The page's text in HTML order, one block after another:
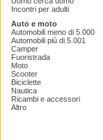
Incontri per adulti
Auto e moto
Automobili meno di 5.000
Automobili più di 5.001
Camper
Fuoristrada
Moto
Scooter
Biciclette
Nautica
Ricambi e accessori
Altro